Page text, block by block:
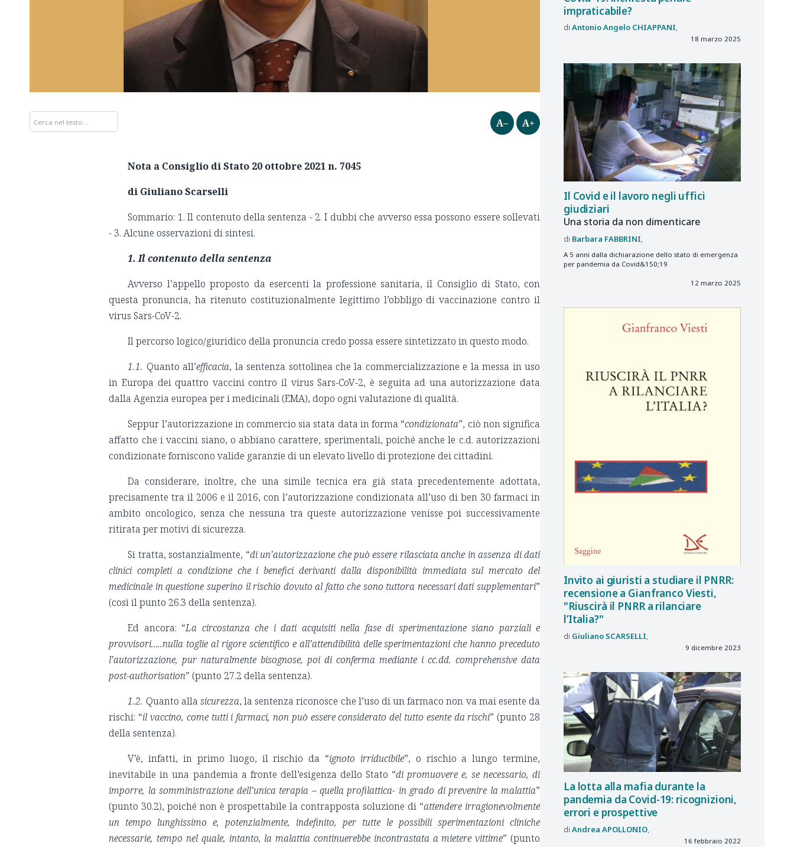
A– A+
Nota a Consiglio di Stato 20 ottobre 2021 n. 7045
di Giuliano Scarselli
Sommario: 1. Il contenuto della sentenza - 2. I dubbi che avverso essa possono essere sollevati
- 3. Alcune osservazioni di sintesi.
1. Il contenuto della sentenza
Avverso l’appello proposto da esercenti la professione sanitaria, il Consiglio di Stato, con
questa pronuncia, ha ritenuto costituzionalmente legittimo l’obbligo di vaccinazione contro il
virus Sars-CoV-2.
Il percorso logico/giuridico della pronuncia credo possa essere sintetizzato in questo modo.
1.1. Quanto all’efficacia, la sentenza sottolinea che la commercializzazione e la messa in uso
in Europa dei quattro vaccini contro il virus Sars-CoV-2, è seguita ad una autorizzazione data
dalla Agenzia europea per i medicinali (EMA), dopo ogni valutazione di qualità.
Seppur l’autorizzazione in commercio sia stata data in forma “condizionata”, ciò non significa
affatto che i vaccini siano, o abbiano carattere, sperimentali, poiché anche le c.d. autorizzazioni
condizionate forniscono valide garanzie di un elevato livello di protezione dei cittadini.
Da considerare, inoltre, che una simile tecnica era già stata precedentemente adottata,
precisamente tra il 2006 e il 2016, con l’autorizzazione condizionata all’uso di ben 30 farmaci in
ambito oncologico, senza che nessuna tra queste autorizzazione venisse poi successivamente
ritirata per motivi di sicurezza.
Si tratta, sostanzialmente, “di un’autorizzazione che può essere rilasciata anche in assenza di dati
clinici completi a condizione che i benefici derivanti dalla disponibilità immediata sul mercato del
medicinale in questione superino il rischio dovuto al fatto che sono tuttora necessari dati supplementari”
(così il punto 26.3 della sentenza).
Ed ancora: “La circostanza che i dati acquisiti nella fase di sperimentazione siano parziali e
provvisori…..nulla toglie al rigore scientifico e all’attendibilità delle sperimentazioni che hanno preceduto
l’autorizzazione, pur naturalmente bisognose, poi di conferma mediante i cc.dd. comprehensive data
post-authorisation” (punto 27.2 della sentenza).
1.2. Quanto alla sicurezza, la sentenza riconosce che l’uso di un farmaco non va mai esente da
rischi: “il vaccino, come tutti i farmaci, non può essere considerato del tutto esente da rischi” (punto 28
della sentenza).
V’è, infatti, in primo luogo, il rischio da “ignoto irriducibile”, o rischio a lungo termine,
inevitabile in una pandemia a fronte dell’esigenza dello Stato “di promuovere e, se necessario, di
imporre, la somministrazione dell’unica terapia – quella profilattica- in grado di prevenire la malattia”
(punto 30.2), poiché non è prospettabile la contrapposta soluzione di “attendere irragionevolmente
un tempo lunghissimo e, potenzialmente, indefinito, per tutte le possibili sperimentazioni cliniche
necessarie, tempo nel quale, intanto, la malattia continuerebbe incontrastata a mietere vittime” (punto
impraticabile?
Antonio Angelo CHIAPPANI
18 marzo 2025
Il Covid e il lavoro negli uffici
giudiziari
Una storia da non dimenticare
Barbara FABBRINI
A 5 anni dalla dichiarazione dello stato di emergenza
per pandemia da Covid&150;19
12 marzo 2025
Invito ai giuristi a studiare il PNRR:
recensione a Gianfranco Viesti,
"Riuscirà il PNRR a rilanciare
l’Italia?"
Giuliano SCARSELLI
9 dicembre 2023
La lotta alla mafia durante la
pandemia da Covid-19: ricognizioni,
errori e prospettive
Andrea APOLLONIO
16 febbraio 2022